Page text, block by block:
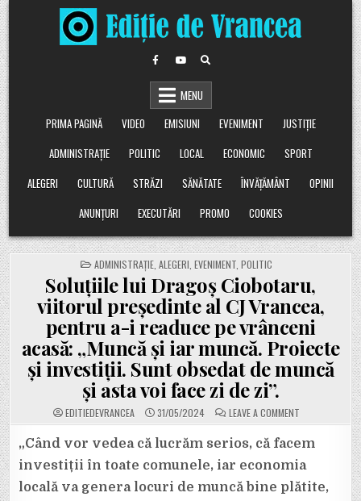
Skip
to
content
MENU
PRIMA PAGINĂ
VIDEO EMISIUNI EVENIMENT
JUSTIȚIE
ADMINISTRAȚIE
POLITIC LOCAL ECONOMIC
SPORT
ALEGERI
CULTURĂ STRĂZI SĂNĂTATE ÎNVĂȚĂMÂNT
OPINII
ANUNȚURI
EXECUTĂRI PROMO COOKIES
POSTED
IN
ADMINISTRAȚIE ALEGERI EVENIMENT POLITIC
Soluțiile lui Dragoș Ciobotaru,
viitorul președinte al CJ Vrancea,
pentru a-i readuce pe vrânceni
acasă: „Muncă și iar muncă. Proiecte
și investiții. Sunt obsedat de muncă
și asta voi face zi de zi”.
EDITIEDEVRANCEA 31/05/2024 LEAVE A COMMENT
SOLUȚIILE
DRAGOȘ
CIOBOTARU,
VIITORUL
PREȘEDINTE
AL
CJ
„Când vor vedea că lucrăm serios, că facem
investiții în toate comunele, iar economia
locală va genera locuri de muncă bine plătite,